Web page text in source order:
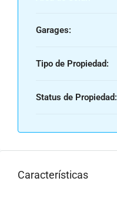
Garages:
Tipo de Propiedad:
Status de Propiedad:
Características